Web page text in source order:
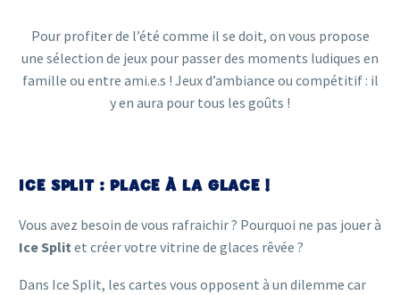
Pour profiter de l’été comme il se doit, on vous propose
une sélection de jeux pour passer des moments ludiques en
famille ou entre ami.e.s ! Jeux d’ambiance ou compétitif : il
y en aura pour tous les goûts !
ICE SPLIT : PLACE À LA GLACE !
Vous avez besoin de vous rafraichir ? Pourquoi ne pas jouer à
Ice Split et créer votre vitrine de glaces rêvée ?
Dans Ice Split, les cartes vous opposent à un dilemme car